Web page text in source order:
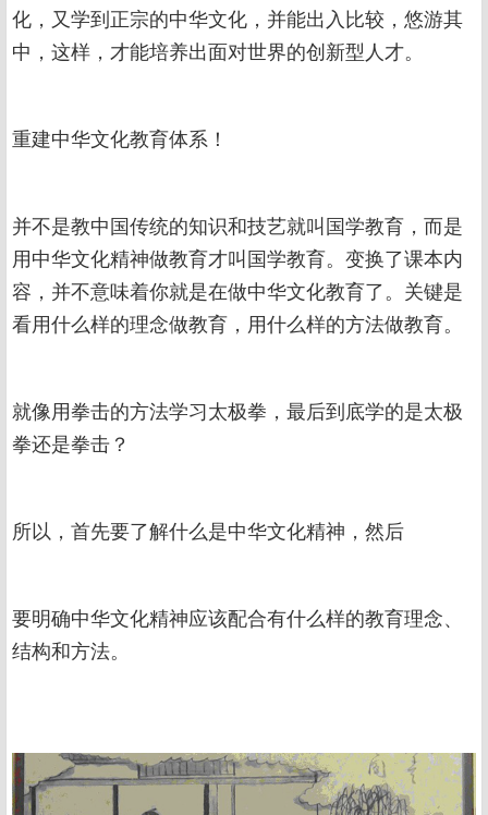
化，又学到正宗的中华文化，并能出入比较，悠游其
中，这样，才能培养出面对世界的创新型人才。
重建中华文化教育体系！
并不是教中国传统的知识和技艺就叫国学教育，而是
用中华文化精神做教育才叫国学教育。变换了课本内
容，并不意味着你就是在做中华文化教育了。关键是
看用什么样的理念做教育，用什么样的方法做教育。
就像用拳击的方法学习太极拳，最后到底学的是太极
拳还是拳击？
所以，首先要了解什么是中华文化精神，然后
要明确中华文化精神应该配合有什么样的教育理念、
结构和方法。